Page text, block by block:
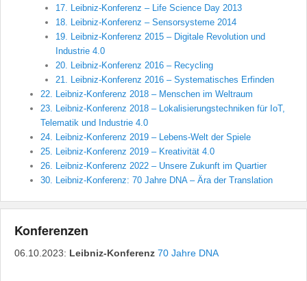
17. Leibniz-Konferenz – Life Science Day 2013
18. Leibniz-Konferenz – Sensorsysteme 2014
19. Leibniz-Konferenz 2015 – Digitale Revolution und
Industrie 4.0
20. Leibniz-Konferenz 2016 – Recycling
21. Leibniz-Konferenz 2016 – Systematisches Erfinden
22. Leibniz-Konferenz 2018 – Menschen im Weltraum
23. Leibniz-Konferenz 2018 – Lokalisierungstechniken für IoT,
Telematik und Industrie 4.0
24. Leibniz-Konferenz 2019 – Lebens-Welt der Spiele
25. Leibniz-Konferenz 2019 – Kreativität 4.0
26. Leibniz-Konferenz 2022 – Unsere Zukunft im Quartier
30. Leibniz-Konferenz: 70 Jahre DNA – Ära der Translation
Konferenzen
06.10.2023: Leibniz-Konferenz 70 Jahre DNA